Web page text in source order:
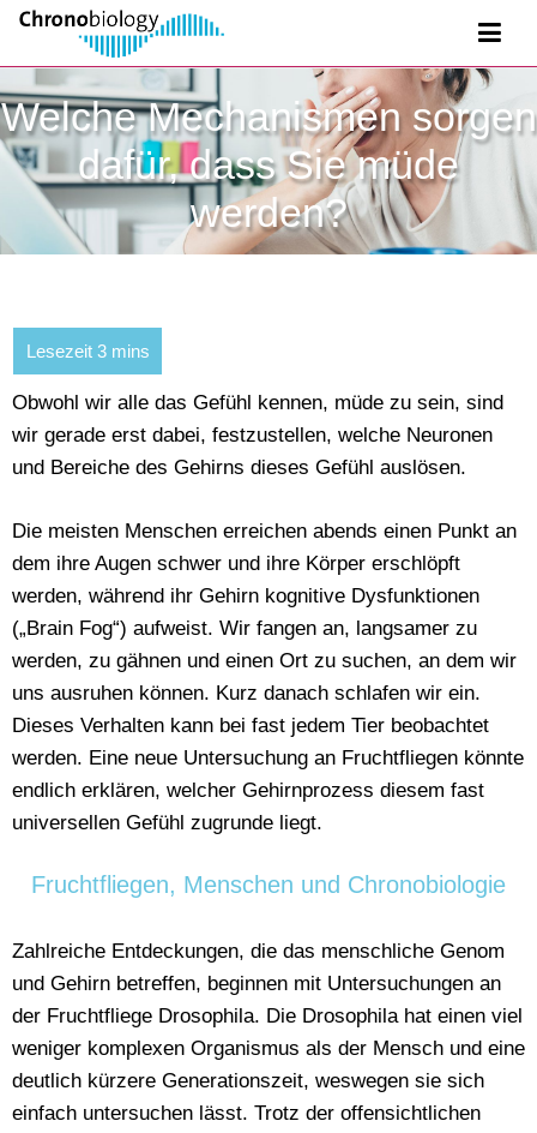
Welche Mechanismen sorgen
dafür, dass Sie müde
werden?
Obwohl wir alle das Gefühl kennen, müde zu sein, sind
wir gerade erst dabei, festzustellen, welche Neuronen
und Bereiche des Gehirns dieses Gefühl auslösen.
Die meisten Menschen erreichen abends einen Punkt an
dem ihre Augen schwer und ihre Körper erschlöpft
werden, während ihr Gehirn kognitive Dysfunktionen
(„Brain Fog“) aufweist. Wir fangen an, langsamer zu
werden, zu gähnen und einen Ort zu suchen, an dem wir
uns ausruhen können. Kurz danach schlafen wir ein.
Dieses Verhalten kann bei fast jedem Tier beobachtet
werden. Eine neue Untersuchung an Fruchtfliegen könnte
endlich erklären, welcher Gehirnprozess diesem fast
universellen Gefühl zugrunde liegt.
Fruchtfliegen, Menschen und Chronobiologie
Zahlreiche Entdeckungen, die das menschliche Genom
und Gehirn betreffen, beginnen mit Untersuchungen an
der Fruchtfliege Drosophila. Die Drosophila hat einen viel
weniger komplexen Organismus als der Mensch und eine
deutlich kürzere Generationszeit, weswegen sie sich
einfach untersuchen lässt. Trotz der offensichtlichen